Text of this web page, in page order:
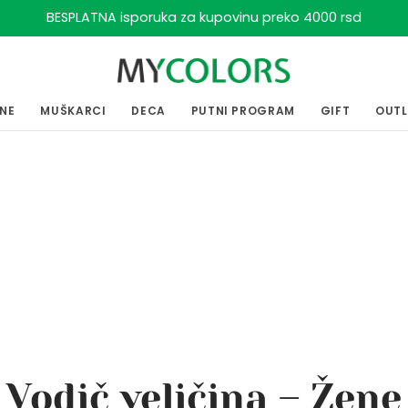
BESPLATNA isporuka za kupovinu preko 4000 rsd
MUŠKARCI DECA PUTNI PROGRAM GIFT
Vodič veličina – Žene